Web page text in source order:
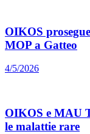
OIKOS
MOP a Gatteo
4/5/2026
OIKOS e MAU
le malattie rare